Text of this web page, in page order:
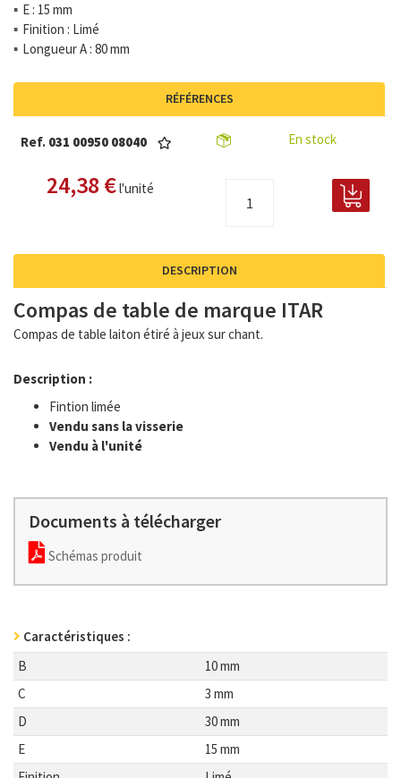
E : 15 mm
Finition : Limé
Longueur A : 80 mm
RÉFÉRENCES
Ref. 031 00950 08040 En stock
24,38 €l'unité
DESCRIPTION
Compas de table de marque ITAR
Compas de table laiton étiré à jeux sur chant.
Description :
Fintion limée
Vendu sans la visserie
Vendu à l'unité
Documents à télécharger
Schémas produit
Caractéristiques :
B
10 mm
C
3 mm
D
30 mm
E
15 mm